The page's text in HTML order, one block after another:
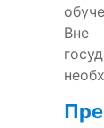
Вне